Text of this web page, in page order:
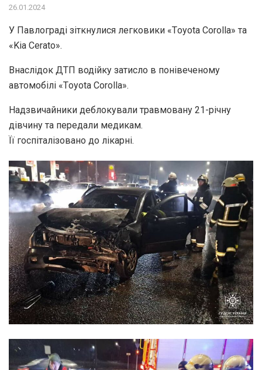
26.01.2024
У Павлограді зіткнулися легковики «Тoyota Corolla» та
«Kia Cerato».
Внаслідок ДТП водійку затисло в понівеченому
автомобілі «Тoyota Corolla».
Надзвичайники деблокували травмовану 21-річну
дівчину та передали медикам.
Її госпіталізовано до лікарні.